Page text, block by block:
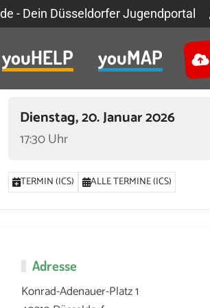
- Dein Düsseldorfer Jugendportal
youHELP youMAP
Dienstag, 20. Januar 2026
17:30 Uhr
TERMIN (ICS) ALLE TERMINE (ICS)
Adresse
Konrad-Adenauer-Platz 1